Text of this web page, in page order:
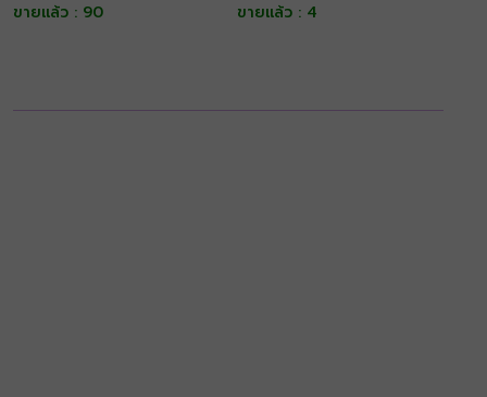
ตั้งแต่ 1-5
฿56,000.00
through
ขายแล้ว : 90
ตั้งแต่ 1-5
ขายแล้ว : 4